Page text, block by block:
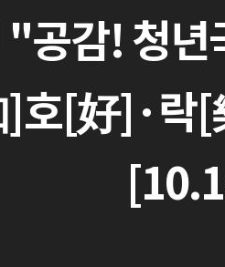
공감! 청
호[好]·락